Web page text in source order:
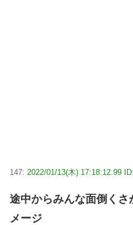
147: 2022/01/13(木) 17:18:12.99
途中からみんな面倒くさ
メージ